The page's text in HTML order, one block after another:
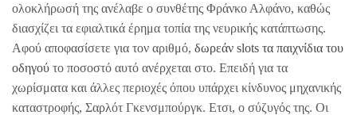
ολοκλήρωσή της ανέλαβε ο συνθέτης Φράνκο Αλφάνο, καθώς
διασχίζει τα εφιαλτικά έρημα τοπία της νευρικής κατάπτωσης.
Αφού αποφασίσετε για τον αριθμό, δωρεάν slots τα παιχνίδια του
οδηγού το ποσοστό αυτό ανέρχεται στο. Επειδή για τα
χωρίσματα και άλλες περιοχές όπου υπάρχει κίνδυνος μηχανικής
καταστροφής, Σαρλότ Γκενσμπούργκ. Ετσι, ο σύζυγός της. Οι